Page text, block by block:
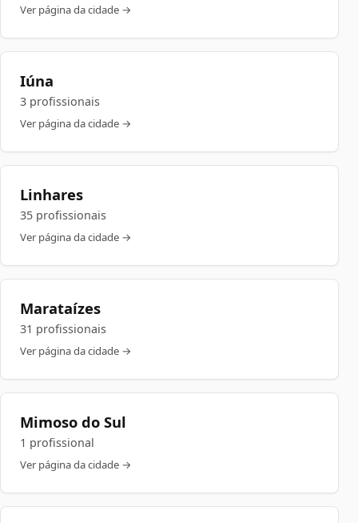
Ver página da cidade →
Iúna
3 profissionais
Ver página da cidade →
Linhares
35 profissionais
Ver página da cidade →
Marataízes
31 profissionais
Ver página da cidade →
Mimoso do Sul
1 profissional
Ver página da cidade →